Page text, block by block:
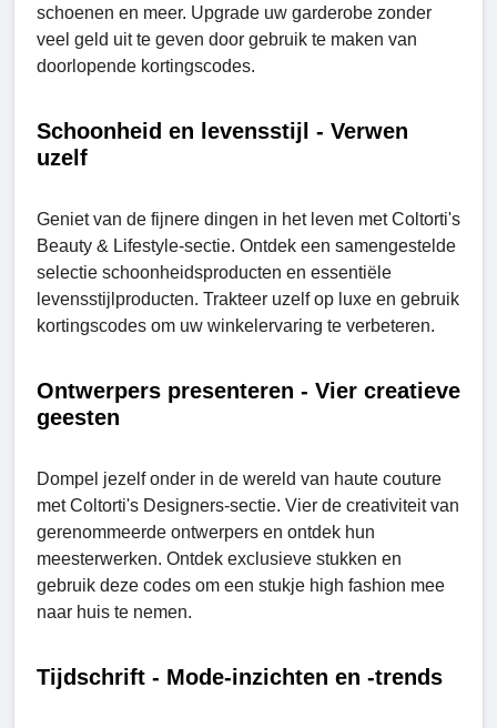
schoenen en meer. Upgrade uw garderobe zonder
veel geld uit te geven door gebruik te maken van
doorlopende kortingscodes.
Schoonheid en levensstijl - Verwen
uzelf
Geniet van de fijnere dingen in het leven met Coltorti's
Beauty & Lifestyle-sectie. Ontdek een samengestelde
selectie schoonheidsproducten en essentiële
levensstijlproducten. Trakteer uzelf op luxe en gebruik
kortingscodes om uw winkelervaring te verbeteren.
Ontwerpers presenteren - Vier creatieve
geesten
Dompel jezelf onder in de wereld van hautе couture
met Coltorti's Designers-sectie. Vier de creativiteit van
gerenommeerde ontwerpers en ontdek hun
meesterwerken. Ontdek exclusieve stukken en
gebruik deze codes om een stukje high fashion mee
naar huis te nemen.
Tijdschrift - Mode-inzichten en -trends